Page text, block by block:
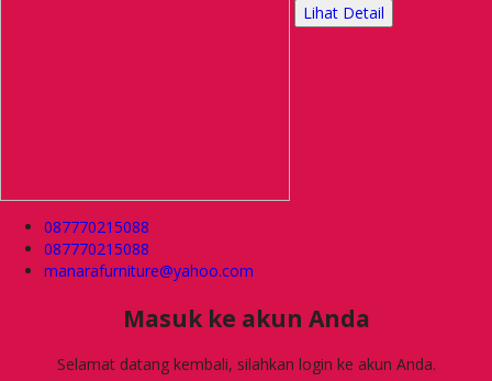
Lihat Detail
087770215088
087770215088
manarafurniture@yahoo.com
Masuk ke akun Anda
Selamat datang kembali, silahkan login ke akun Anda.